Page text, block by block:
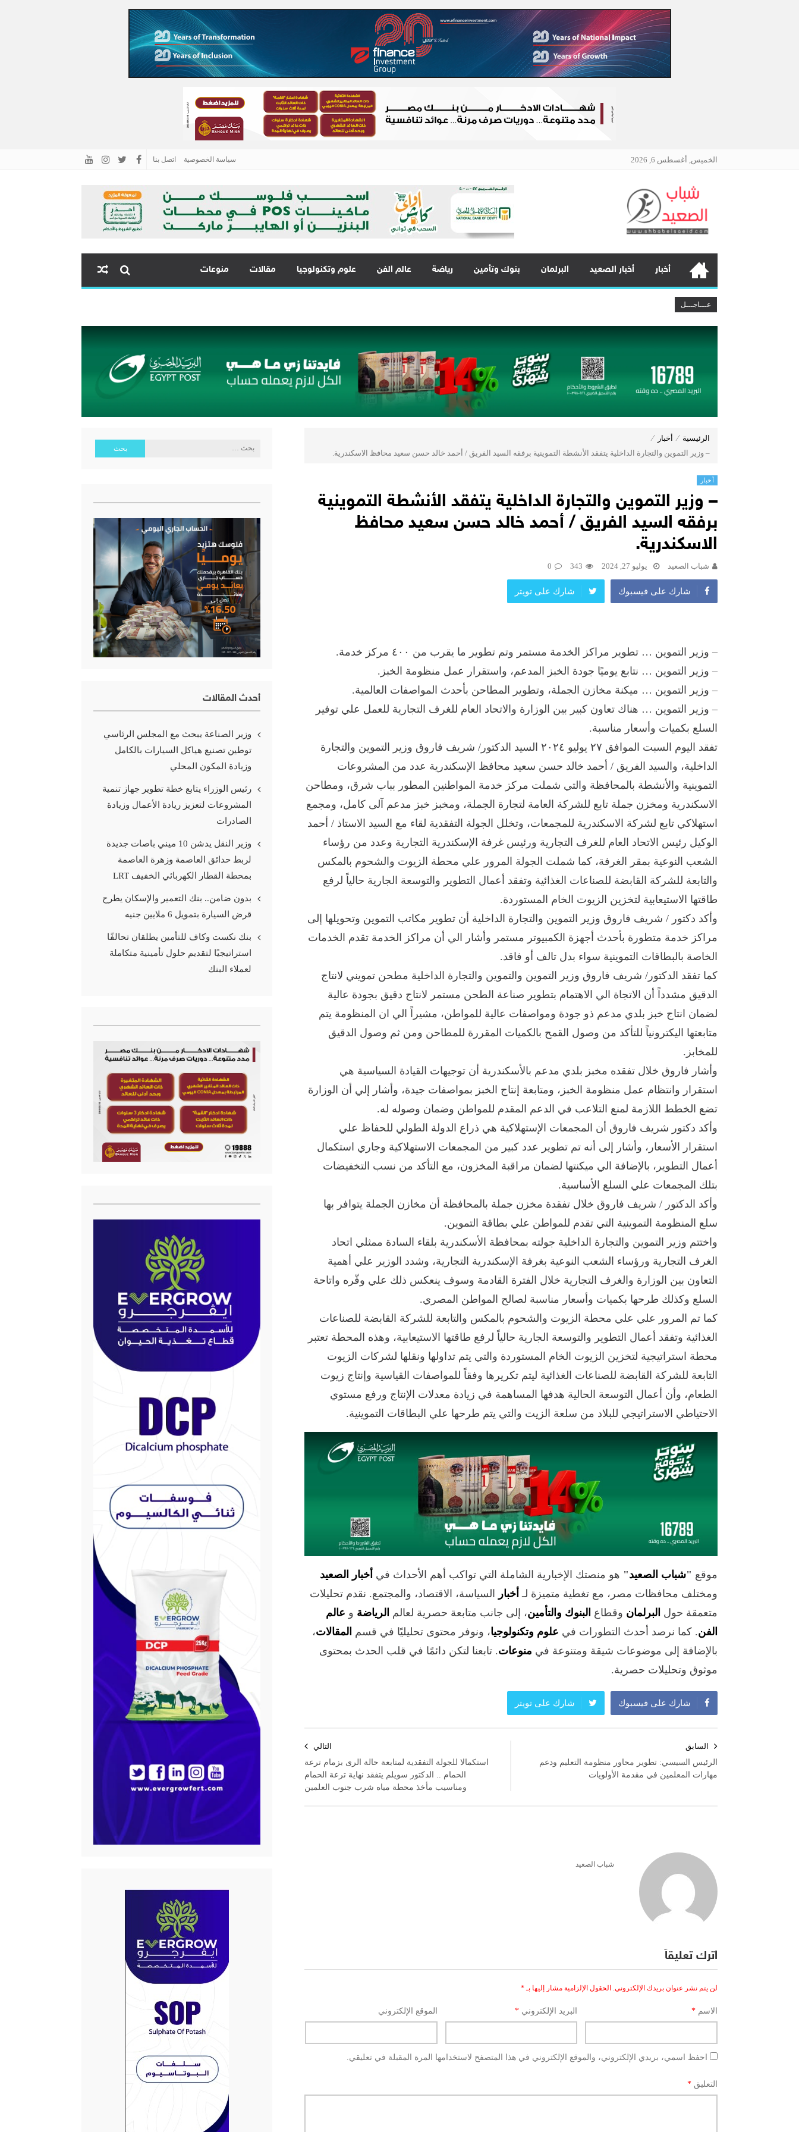
الخميس, أغسطس 6, 2026 سياسة الخصوصية اتصل بنا
الرئيسية – شباب الصعيد
أخبار أخبار الصعيد البرلمان بنوك وتأمين رياضة عالم الفن علوم وتكنولوجيا مقالات منوعات
عـــاجـــل
بنك نكست وكاف للتأمين يطلقان تحالفًا استراتيجيًا لتقديم حلول تأمينية متكاملة لعملاء البنك
الرئيس التنفيذي لبنك التعمير والإسكان يلتقي العاملين في أولى اللقاءات الدورية لتعزيز التواصل المؤسسي
“رئيس مجلس القضاء الأعلى” يوقّع بروتوكول تعاون مع “الهيئة القومية للبريد” لتقديم خدمة الإعلان الإلكتروني المسجل
رئيس الوزراء يستعرض الموقف التنفيذي لمشروع مبنى الركاب (4) بمطار القاهرة الدولي بطاقة 40 مليون راكب سنويًا
محافظ البنك المركزي المصري يبحث مع وزير التعليم العالي مستجدات مبادرة «منحة علماء المستقبل» استعدادًا لقبول طلاب جدد خلال العام الجامعي القادم
الرئيسية ⁄ أخبار ⁄
– وزير التموين والتجارة الداخلية يتفقد الأنشطة التموينية برفقه السيد الفريق / أحمد خالد حسن سعيد محافظ الاسكندرية.
أخبار
– وزير التموين والتجارة الداخلية يتفقد الأنشطة التموينية
برفقه السيد الفريق / أحمد خالد حسن سعيد محافظ
الاسكندرية.
شباب الصعيد يوليو 27, 2024 343
0
شارك على فيسبوك شارك على تويتر
– وزير التموين … تطوير مراكز الخدمة مستمر وتم تطوير ما يقرب من ٤٠٠ مركز خدمة.
– وزير التموين … نتابع يوميًا جودة الخبز المدعم، واستقرار عمل منظومة الخبز.
– وزير التموين … ميكنة مخازن الجملة، وتطوير المطاحن بأحدث المواصفات العالمية.
– وزير التموين … هناك تعاون كبير بين الوزارة والاتحاد العام للغرف التجارية للعمل علي توفير
السلع بكميات وأسعار مناسبة.
تفقد اليوم السبت الموافق ٢٧ يوليو ٢٠٢٤ السيد الدكتور/ شريف فاروق وزير التموين والتجارة
الداخلية، والسيد الفريق / أحمد خالد حسن سعيد محافظ الإسكندرية عدد من المشروعات
التموينية والأنشطة بالمحافظة والتي شملت مركز خدمة المواطنين المطور بباب شرق، ومطاحن
الاسكندرية ومخزن جملة تابع للشركة العامة لتجارة الجملة، ومخبز خبز مدعم آلى كامل، ومجمع
استهلاكي تابع لشركة الاسكندرية للمجمعات، وتخلل الجولة التفقدية لقاء مع السيد الاستاذ / أحمد
الوكيل رئيس الاتحاد العام للغرف التجارية ورئيس غرفة الإسكندرية التجارية وعدد من رؤساء
الشعب النوعية بمقر الغرفة، كما شملت الجولة المرور علي محطة الزيوت والشحوم بالمكس
والتابعة للشركة القابضة للصناعات الغذائية وتفقد أعمال التطوير والتوسعة الجارية حالياً لرفع
طاقتها الاستيعابية لتخزين الزيوت الخام المستوردة.
وأكد دكتور / شريف فاروق وزير التموين والتجارة الداخلية أن تطوير مكاتب التموين وتحويلها إلى
مراكز خدمة متطورة بأحدث أجهزة الكمبيوتر مستمر وأشار الي أن مراكز الخدمة تقدم الخدمات
الخاصة بالبطاقات التموينية سواء بدل تالف أو فاقد.
كما تفقد الدكتور/ شريف فاروق وزير التموين والتموين والتجارة الداخلية مطحن تمويني لانتاج
الدقيق مشدداً أن الاتجاة الي الاهتمام بتطوير صناعة الطحن مستمر لانتاج دقيق بجودة عالية
لضمان انتاج خبز بلدي مدعم ذو جودة ومواصفات عالية للمواطن، مشيراً الي ان المنظومة يتم
متابعتها اليكترونياً للتأكد من وصول القمح بالكميات المقررة للمطاحن ومن ثم وصول الدقيق
للمخابز.
وأشار فاروق خلال تفقده مخبز بلدي مدعم بالأسكندرية أن توجيهات القيادة السياسية هي
استقرار وانتظام عمل منظومة الخبز، ومتابعة إنتاج الخبز بمواصفات جيدة، وأشار إلي أن الوزارة
تضع الخطط اللازمة لمنع التلاعب في الدعم المقدم للمواطن وضمان وصوله له.
وأكد دكتور شريف فاروق أن المجمعات الإستهلاكية هي ذراع الدولة الطولي للحفاظ علي
استقرار الأسعار، وأشار إلى أنه تم تطوير عدد كبير من المجمعات الاستهلاكية وجاري استكمال
أعمال التطوير، بالإضافة الي ميكنتها لضمان مراقبة المخزون، مع التأكد من نسب التخفيضات
بتلك المجمعات علي السلع الأساسية.
وأكد الدكتور / شريف فاروق خلال تفقدة مخزن جملة بالمحافظة أن مخازن الجملة يتوافر بها
سلع المنظومة التموينية التي تقدم للمواطن علي بطاقة التموين.
واختتم وزير التموين والتجارة الداخلية جولته بمحافظة الأسكندرية بلقاء السادة ممثلي اتحاد
الغرف التجارية ورؤساء الشعب النوعية بغرفة الإسكندرية التجارية، وشدد الوزير علي أهمية
التعاون بين الوزارة والغرف التجارية خلال الفترة القادمة وسوف ينعكس ذلك علي وفّره واتاحة
السلع وكذلك طرحها بكميات وأسعار مناسبة لصالح المواطن المصري.
كما تم المرور علي علي محطة الزيوت والشحوم بالمكس والتابعة للشركة القابضة للصناعات
الغذائية وتفقد أعمال التطوير والتوسعة الجارية حالياً لرفع طاقتها الاستيعابية، وهذه المحطة تعتبر
محطة استراتيجية لتخزين الزيوت الخام المستوردة والتي يتم تداولها ونقلها لشركات الزيوت
التابعة للشركة القابضة للصناعات الغذائية ليتم تكريرها وفقاً للمواصفات القياسية وإنتاج زيوت
الطعام، وأن أعمال التوسعة الحالية هدفها المساهمة في زيادة معدلات الإنتاج ورفع مستوي
الاحتياطي الاستراتيجي للبلاد من سلعة الزيت والتي يتم طرحها علي البطاقات التموينية.
موقع "شباب الصعيد" هو منصتك الإخبارية الشاملة التي تواكب أهم الأحداث في أخبار الصعيد
ومختلف محافظات مصر، مع تغطية متميزة لـ أخبار السياسة، الاقتصاد، والمجتمع. نقدم تحليلات
متعمقة حول البرلمان وقطاع البنوك والتأمين، إلى جانب متابعة حصرية لعالم الرياضة و عالم
الفن. كما نرصد أحدث التطورات في علوم وتكنولوجيا، ونوفر محتوى تحليليًا في قسم المقالات،
بالإضافة إلى موضوعات شيقة ومتنوعة في منوعات. تابعنا لتكن دائمًا في قلب الحدث بمحتوى
موثوق وتحليلات حصرية.
شارك على فيسبوك شارك على تويتر
المقالات
السابق
الرئيس السيسي: تطوير محاور منظومة التعليم ودعم
مهارات المعلمين في مقدمة الأولويات
التالي
استكمالا للجولة التفقدية لمتابعة حالة الرى بزمام ترعة
الحمام .. الدكتور سويلم يتفقد نهاية ترعة الحمام
ومناسيب مأخذ محطة مياه شرب جنوب العلمين
شباب الصعيد
اترك تعليقاً
لن يتم نشر عنوان بريدك الإلكتروني. الحقول الإلزامية مشار إليها بـ*
الاسم * البريد الإلكتروني * الموقع الإلكتروني
احفظ اسمي، بريدي الإلكتروني، والموقع الإلكتروني في هذا المتصفح لاستخدامها المرة المقبلة في تعليقي.
التعليق *
البحث
أحدث المقالات
وزير الصناعة يبحث مع المجلس الرئاسي
توطين تصنيع هياكل السيارات بالكامل
وزيادة المكون المحلي
رئيس الوزراء يتابع خطة تطوير جهاز تنمية
المشروعات لتعزيز ريادة الأعمال وزيادة
الصادرات
وزير النقل يدشن 10 ميني باصات جديدة
لربط حدائق العاصمة وزهرة العاصمة
بمحطة القطار الكهربائي الخفيف LRT
بدون ضامن.. بنك التعمير والإسكان يطرح
قرض السيارة بتمويل 6 ملايين جنيه
بنك نكست وكاف للتأمين يطلقان تحالفًا
استراتيجيًا لتقديم حلول تأمينية متكاملة
لعملاء البنك